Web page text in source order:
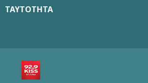
ΤΑΥΤΟΤΗΤΑ